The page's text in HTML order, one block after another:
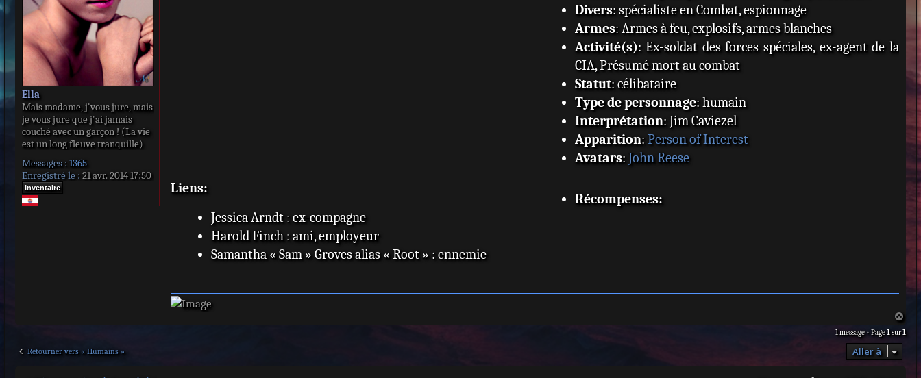
Ella
Mais madame, j'vous jure, mais
je vous jure que j'ai jamais
couché avec un garçon ! (La vie
est un long fleuve tranquille)
Messages : 1365
Enregistré le : 21 avr. 2014 17:50
Inventaire
Divers: spécialiste en Combat, espionnage
Armes: Armes à feu, explosifs, armes blanches
Activité(s): Ex-soldat des forces spéciales, ex-agent de la
CIA, Présumé mort au combat
Statut: célibataire
Type de personnage: humain
Interprétation: Jim Caviezel
Apparition: Person of Interest
Avatars: John Reese
Liens:
Jessica Arndt : ex-compagne
Harold Finch : ami, employeur
Samantha « Sam » Groves alias « Root » : ennemie
Récompenses:
u
1 message • Page1sur1
Retourner vers « Humains » Aller à